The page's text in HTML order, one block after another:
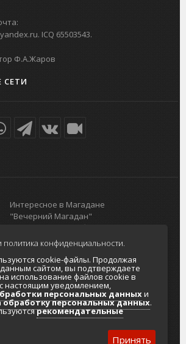
ICQ 65503543.
Ф.А.Жаров
СЕТИ
Интересное в Магадане
"Вечерний Магадан"
Городская доска объявлений
Реклама
Главный туристический портал
Колымы
Политика в отношении обработки
персональных данных
Согласие на обработку персональных
данных
конфиденциальности.
cookie-файлы. Продолжая
сайтом, вы подтверждаете
использование файлов cookie в
настоящим уведомлением,
персональных данныхи
обработку персональных данных.
рекомендательные
Принять